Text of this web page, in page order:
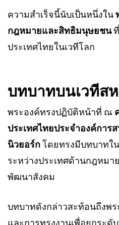
ความสำเร็จนี้นับเป็นหนึ่งใน
กฎหมายและสิทธิมนุษยชนที่
ประเทศไทยในเวทีโลก
บทบาทบนเวทีส
พระองค์ทรงปฏิบัติหน้าที่ ณ
ประเทศไทยประจำองค์กา
นิวยอร์กโดยทรงมีบทบาทใ
ระหว่างประเทศด้านกฎหม
พัฒนาสังคม
บทบาทดังกล่าวสะท้อนถึงพ
และการทรงงานเพื่อยกระดั